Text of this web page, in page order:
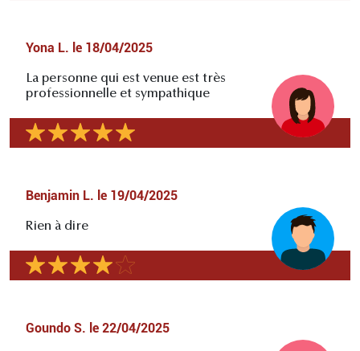
Yona L. le 18/04/2025
La personne qui est venue est très
professionnelle et sympathique
Benjamin L. le 19/04/2025
Rien à dire
Goundo S. le 22/04/2025